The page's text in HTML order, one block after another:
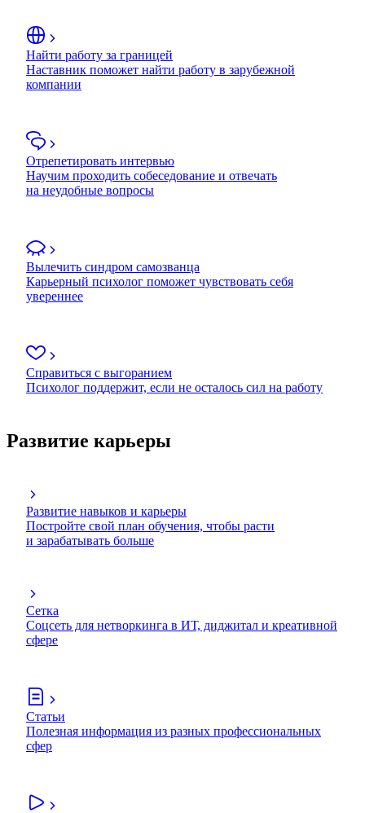
Найти работу за границей
Наставник поможет найти работу в зарубежной
компании
Отрепетировать интервью
Научим проходить собеседование и отвечать
на неудобные вопросы
Вылечить синдром самозванца
Карьерный психолог поможет чувствовать себя
увереннее
Справиться с выгоранием
Психолог поддержит, если не осталось сил на работу
Развитие карьеры
Развитие навыков и карьеры
Постройте свой план обучения, чтобы расти
и зарабатывать больше
Сетка
Соцсеть для нетворкинга в ИТ, диджитал и креативной
сфере
Статьи
Полезная информация из разных профессиональных
сфер